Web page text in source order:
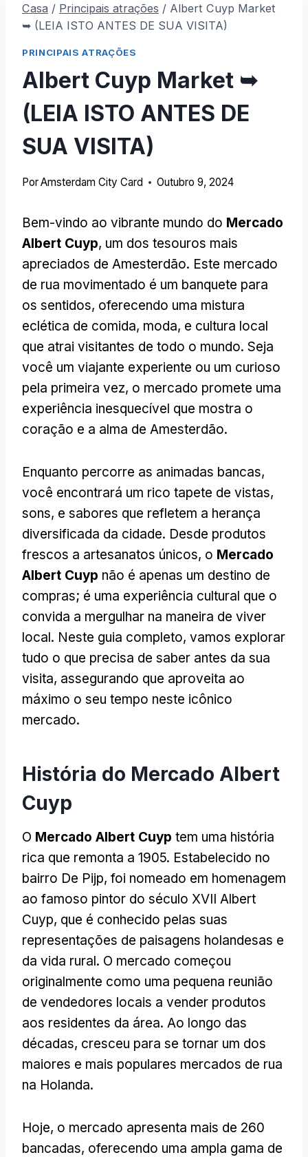
Casa / Principais atrações / Albert Cuyp Market
➥ (LEIA ISTO ANTES DE SUA VISITA)
PRINCIPAIS ATRAÇÕES
Albert Cuyp Market ➥
(LEIA ISTO ANTES DE
SUA VISITA)
PorAmsterdam City Card Outubro 9, 2024
Bem-vindo ao vibrante mundo do Mercado
Albert Cuyp, um dos tesouros mais
apreciados de Amesterdão. Este mercado
de rua movimentado é um banquete para
os sentidos, oferecendo uma mistura
eclética de comida, moda, e cultura local
que atrai visitantes de todo o mundo. Seja
você um viajante experiente ou um curioso
pela primeira vez, o mercado promete uma
experiência inesquecível que mostra o
coração e a alma de Amesterdão.
Enquanto percorre as animadas bancas,
você encontrará um rico tapete de vistas,
sons, e sabores que refletem a herança
diversificada da cidade. Desde produtos
frescos a artesanatos únicos, o Mercado
Albert Cuyp não é apenas um destino de
compras; é uma experiência cultural que o
convida a mergulhar na maneira de viver
local. Neste guia completo, vamos explorar
tudo o que precisa de saber antes da sua
visita, assegurando que aproveita ao
máximo o seu tempo neste icônico
mercado.
História do Mercado Albert
Cuyp
O Mercado Albert Cuyp tem uma história
rica que remonta a 1905. Estabelecido no
bairro De Pijp, foi nomeado em homenagem
ao famoso pintor do século XVII Albert
Cuyp, que é conhecido pelas suas
representações de paisagens holandesas e
da vida rural. O mercado começou
originalmente como uma pequena reunião
de vendedores locais a vender produtos
aos residentes da área. Ao longo das
décadas, cresceu para se tornar um dos
maiores e mais populares mercados de rua
na Holanda.
Hoje, o mercado apresenta mais de 260
bancadas, oferecendo uma ampla gama de